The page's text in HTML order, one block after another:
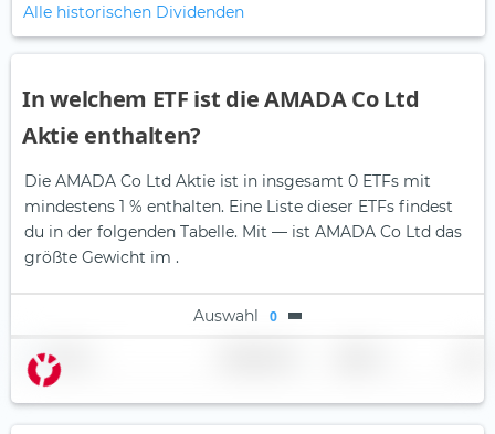
Alle historischen Dividenden
In welchem ETF ist die AMADA Co Ltd
Aktie enthalten?
Die AMADA Co Ltd Aktie ist in insgesamt 0 ETFs mit
mindestens 1 % enthalten. Eine Liste dieser ETFs findest
du in der folgenden Tabelle. Mit — ist AMADA Co Ltd das
größte Gewicht im .
Auswahl 0
Name